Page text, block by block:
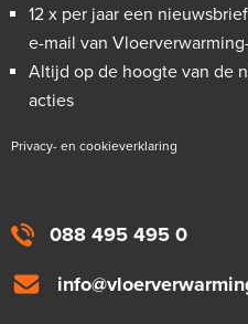
088 495 495 0
12 x per jaar een
e-mail van
Altijd op de hoogte van de
acties
Privacy- en cookieverklaring